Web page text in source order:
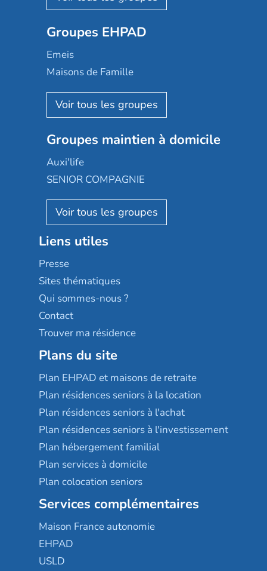
Mobicap
Domusvi
Happy Senior
Aquarelia
Nexity edenea
Les jardins d'Arcadie
Occitalia
Appartseniors
Reseda
Stella management
Les villages d'or
Sérénys
Résidences services Villa Médicis
Groupes EHPAD
Emeis
Maisons de Famille
Korian
Emera
Groupe SOS
Le Noble Âge
Almage
Résidalya
Groupe aplus
Groupes maintien à domicile
Auxi'life
SENIOR COMPAGNIE
AGE D'OR Services
Liens utiles
Presse
Sites thématiques
Qui sommes-nous ?
Contact
Trouver ma résidence
Plans du site
Plan EHPAD et maisons de retraite
Plan résidences seniors à la location
Plan résidences seniors à l'achat
Plan résidences seniors à l'investissement
Plan hébergement familial
Plan services à domicile
Plan colocation seniors
Services complémentaires
Maison France autonomie
EHPAD
USLD